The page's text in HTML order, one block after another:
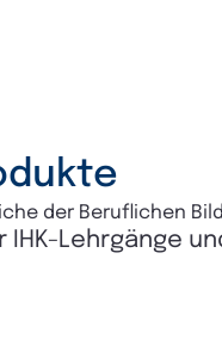
der Beruflichen
IHK-Lehrgänge